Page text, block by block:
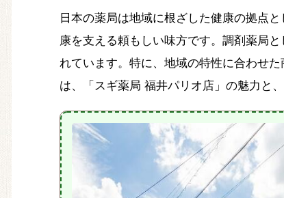
日本の薬局は地域に根ざした健康の拠点
康を支える頼もしい味方です。調剤薬局
れています。特に、地域の特性に合わせ
は、「スギ薬局 福井パリオ店」の魅力と